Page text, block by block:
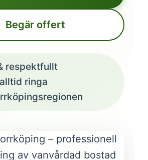
Begär offert
respektfullt
ringa